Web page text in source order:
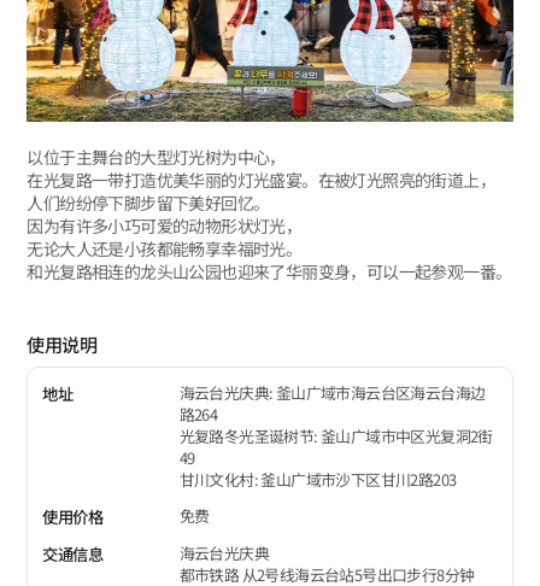
以位于主舞台的大型灯光树为中心，
在光复路一带打造优美华丽的灯光盛宴。在被灯光照亮的街道上，
人们纷纷停下脚步留下美好回忆。
因为有许多小巧可爱的动物形状灯光，
无论大人还是小孩都能畅享幸福时光。
和光复路相连的龙头山公园也迎来了华丽变身，可以一起参观一番。
使用说明
地址
海云台光庆典: 釜山广域市海云台区海云台海边
路264
光复路冬光圣诞树节: 釜山广域市中区光复洞2街
49
甘川文化村: 釜山广域市沙下区甘川2路203
使用价格
免费
交通信息
海云台光庆典
都市铁路 从2号线海云台站5号出口步行8分钟